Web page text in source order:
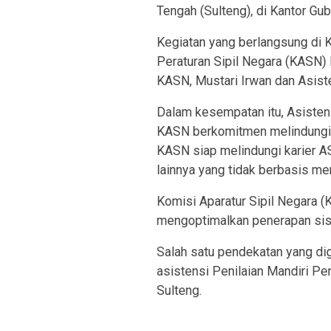
Tengah (Sulteng), di Kantor
Kegiatan yang berlangsung di
Peraturan Sipil Negara
KASN, Mustari Irwan dan
Dalam kesempatan itu,
KASN berkomitmen
KASN siap melindungi karier
lainnya yang tidak berbasis
Komisi Aparatur Sipil Negara
mengoptimalkan penerapan
Salah satu pendekatan yang
asistensi Penilaian Mandiri
Sulteng.